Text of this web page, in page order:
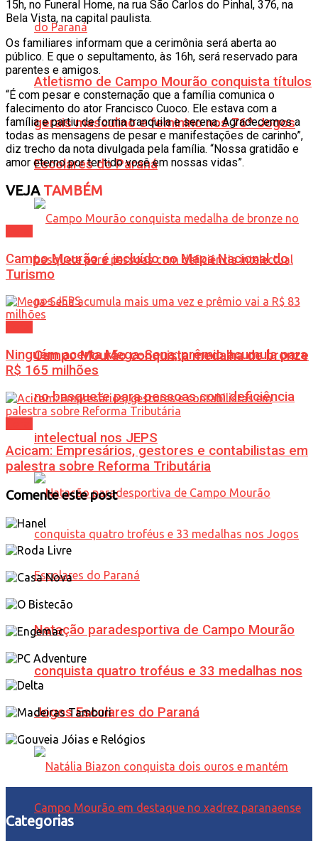
Atletismo de Campo Mourão conquista títulos
gerais masculino e feminino nos 76º Jogos
Escolares do Paraná
Campo Mourão conquista medalha de bronze
no basquete para pessoas com deficiência
intelectual nos JEPS
Natação paradesportiva de Campo Mourão
conquista quatro troféus e 33 medalhas nos
Jogos Escolares do Paraná
15h, no Funeral Home, na rua São Carlos do Pinhal, 376, na
Bela Vista, na capital paulista.
Os familiares informam que a cerimônia será aberta ao
público. E que o sepultamento, às 16h, será reservado para
parentes e amigos.
“É com pesar e consternação que a família comunica o
falecimento do ator Francisco Cuoco. Ele estava com a
família e partiu de forma tranquila e serena. Agradecemos a
todas as mensagens de pesar e manifestações de carinho”,
diz trecho da nota divulgada pela família. “Nossa gratidão e
amor eterno por ter tido você em nossas vidas”.
VEJATAMBÉM
Campo Mourão é incluído no Mapa Nacional do
Turismo
Ninguém acerta Mega-Sena; prêmio acumula para
R$ 165 milhões
Acicam: Empresários, gestores e contabilistas em
palestra sobre Reforma Tributária
Comente este post
Categorias